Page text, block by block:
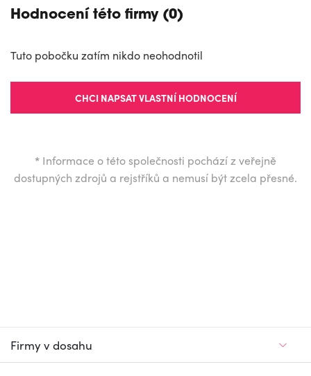
Hodnocení této firmy (0)
Tuto pobočku zatím nikdo neohodnotil
CHCI NAPSAT VLASTNÍ HODNOCENÍ
* Informace o této společnosti pochází z veřejně
dostupných zdrojů a rejstříků a nemusí být zcela přesné.
Firmy v dosahu